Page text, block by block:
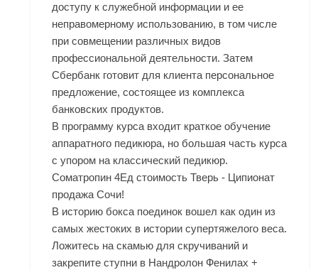
доступу к служебной информации и ее
неправомерному использованию, в том числе
при совмещении различных видов
профессиональной деятельности. Затем
Сбербанк готовит для клиента персональное
предложение, состоящее из комплекса
банковских продуктов.
В программу курса входит краткое обучение
аппаратного педикюра, но большая часть курса
с упором на классический педикюр.
Cоматропин 4Ед стоимость Тверь - Ципионат
продажа Сочи!
В историю бокса поединок вошел как один из
самых жестоких в истории супертяжелого веса.
Ложитесь на скамью для скручиваний и
закрепите ступни в Нандролон Фенилах +